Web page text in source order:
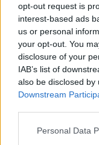
opt-out request is
interest-based ads
us or personal
your opt-out. You
disclosure of your
IAB’s list of
also be disclosed
Downstream
Please note that
Personal Data
Γιάννης Κέμμος / Flash.gr